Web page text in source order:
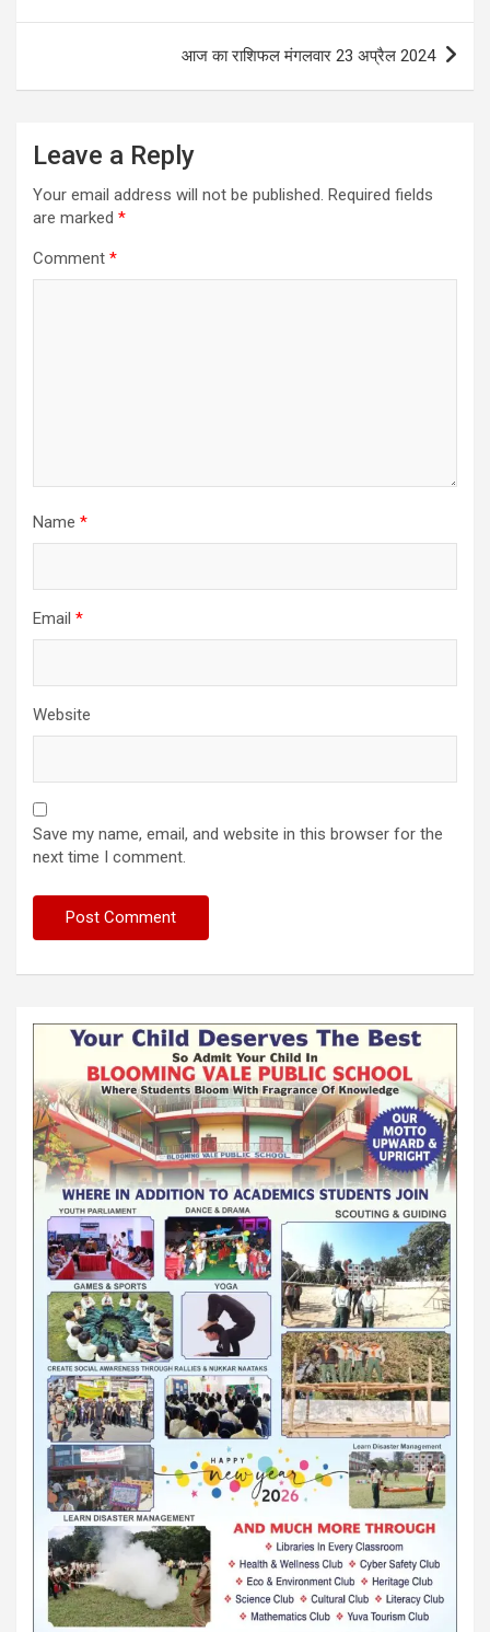
आज का राशिफल मंगलवार 23 अप्रैल 2024
Leave a Reply
Your email address will not be published. Required fields
are marked *
Comment *
Name *
Email *
Website
Save my name, email, and website in this browser for the
next time I comment.